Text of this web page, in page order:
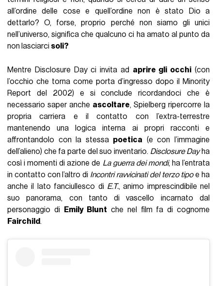
all’ordine delle cose e quell’ordine non è stato Dio a
dettarlo? O, forse, proprio perché non siamo gli unici
nell’universo, significa che qualcuno ci ha amato al punto da
non lasciarci soli?
Mentre Disclosure Day ci invita ad aprire gli occhi (con
l’occhio che torna come porta d’ingresso dopo il Minority
Report del 2002) e si conclude ricordandoci che è
necessario saper anche ascoltare, Spielberg ripercorre la
propria carriera e il contatto con l’extra-terrestre
mantenendo una logica interna ai propri racconti e
affrontandolo con la stessa poetica (e con l’immagine
dell’alieno) che fa parte del suo inventario. Disclosure Dayha
così i momenti di azione de La guerra dei mondi, ha l’entrata
in contatto con l’altro di Incontri ravvicinati del terzo tipoe ha
anche il lato fanciullesco di E.T., animo imprescindibile nel
suo panorama, con tanto di vascello incarnato dal
personaggio di
Emily Blunt che nel film fa di cognome
Fairchild .